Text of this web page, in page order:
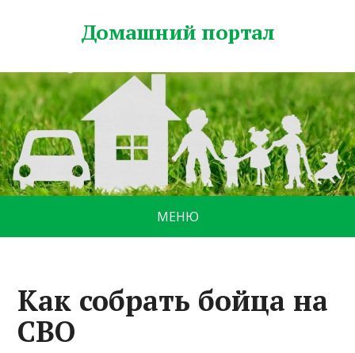
Домашний портал
МЕНЮ
Как собрать бойца на
СВО